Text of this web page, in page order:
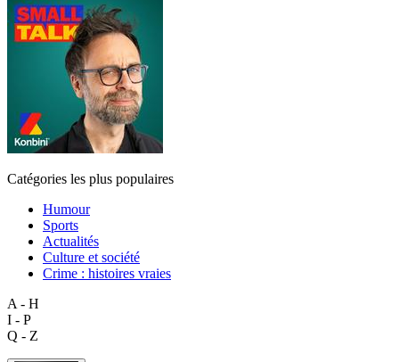
Catégories les plus populaires
Humour
Sports
Actualités
Culture et société
Crime : histoires vraies
A - H
I - P
Q - Z